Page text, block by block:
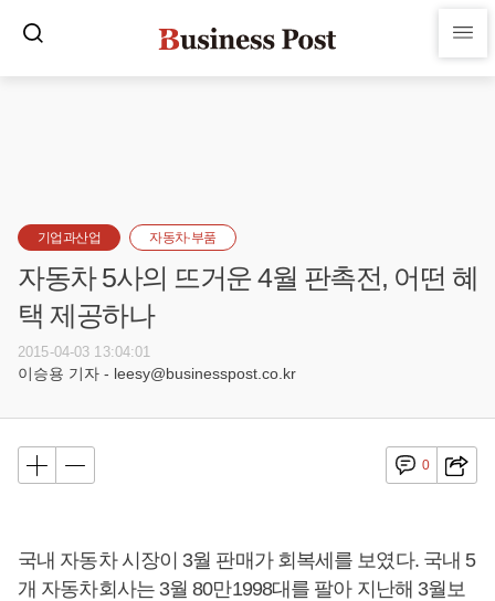
기업과산업 자동차·부품
자동차 5사의 뜨거운 4월 판촉전, 어떤 혜
택 제공하나
2015-04-03 13:04:01
이승용 기자 - leesy@businesspost.co.kr
0
국내 자동차 시장이 3월 판매가 회복세를 보였다. 국내 5
개 자동차회사는 3월 80만1998대를 팔아 지난해 3월보